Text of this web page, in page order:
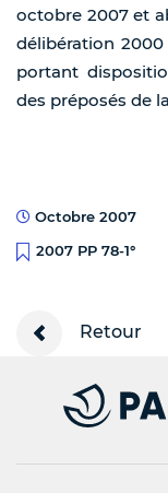
octobre 2007 et
délibération
portant
des préposés de
Octobre 2007
2007 PP 78-1°
Retour